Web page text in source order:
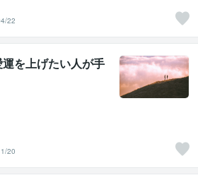
22
運を上げたい人が手
20